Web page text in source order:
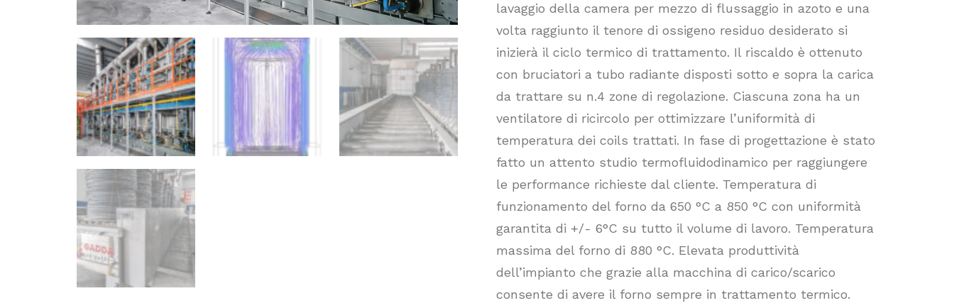
lavaggio della camera per mezzo di flussaggio in azoto e una
volta raggiunto il tenore di ossigeno residuo desiderato si
inizierà il ciclo termico di trattamento. Il riscaldo è ottenuto
con bruciatori a tubo radiante disposti sotto e sopra la carica
da trattare su n.4 zone di regolazione. Ciascuna zona ha un
ventilatore di ricircolo per ottimizzare l’uniformità di
temperatura dei coils trattati. In fase di progettazione è stato
fatto un attento studio termofluidodinamico per raggiungere
le performance richieste dal cliente. Temperatura di
funzionamento del forno da 650 °C a 850 °C con uniformità
garantita di +/- 6°C su tutto il volume di lavoro. Temperatura
massima del forno di 880 °C. Elevata produttività
dell’impianto che grazie alla macchina di carico/scarico
consente di avere il forno sempre in trattamento termico.